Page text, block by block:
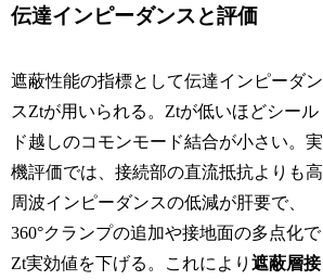
伝達インピーダンスと評価
遮蔽性能の指標として伝達インピーダン
スZtが用いられる。Ztが低いほどシール
ド越しのコモンモード結合が小さい。実
機評価では、接続部の直流抵抗よりも高
周波インピーダンスの低減が肝要で、
360°クランプの追加や接地面の多点化で
Zt実効値を下げる。これにより遮蔽層接